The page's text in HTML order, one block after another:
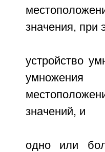
значения, при
устройство
умножения
значений, и
одно или